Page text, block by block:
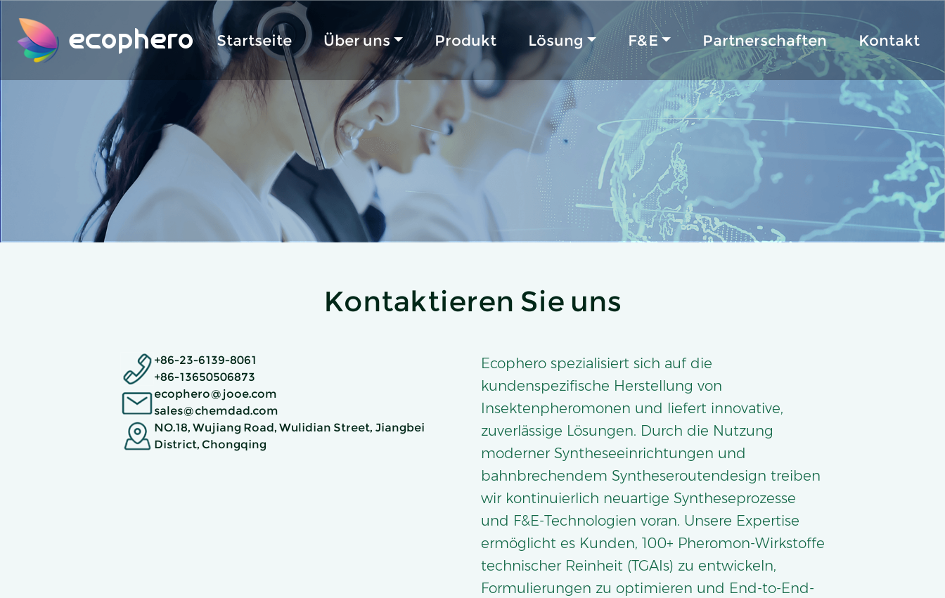
ecophero Startseite Über uns Produkt Lösung F&E Partnerschaften Kontakt
Kontaktieren Sie uns
+86-23-6139-8061
+86-13650506873
ecophero@jooe.com
sales@chemdad.com
NO.18, Wujiang Road, Wulidian Street, Jiangbei
District, Chongqing
Ecophero spezialisiert sich auf die
kundenspezifische Herstellung von
Insektenpheromonen und liefert innovative,
zuverlässige Lösungen. Durch die Nutzung
moderner Syntheseeinrichtungen und
bahnbrechendem Syntheseroutendesign treiben
wir kontinuierlich neuartige Syntheseprozesse
und F&E-Technologien voran. Unsere Expertise
ermöglicht es Kunden, 100+ Pheromon-Wirkstoffe
technischer Reinheit (TGAIs) zu entwickeln,
Formulierungen zu optimieren und End-to-End-